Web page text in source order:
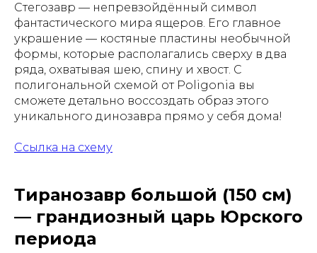
Стегозавр — непревзойдённый символ
фантастического мира ящеров. Его главное
украшение — костяные пластины необычной
формы, которые располагались сверху в два
ряда, охватывая шею, спину и хвост. С
полигональной схемой от Poligonia вы
сможете детально воссоздать образ этого
уникального динозавра прямо у себя дома!
Ссылка на схему
Тиранозавр большой (150 см)
— грандиозный царь Юрского
периода